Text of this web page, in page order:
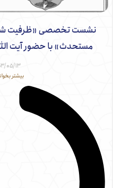
نشست تخصصی «ظرفیت شناسی
مستحدث» با حضور آیت الله
۱۴۰۳/۰۵/۱۳
بیشتر بخوانید ←